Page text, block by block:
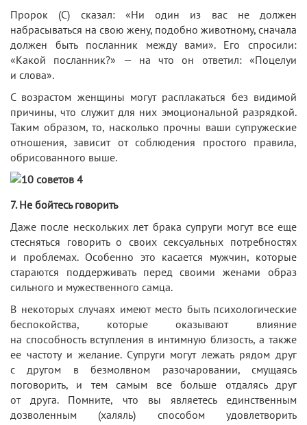
Пророк (С) сказал: «Ни один из вас не должен
набрасываться на свою жену, подобно животному, сначала
должен быть посланник между вами». Его спросили:
«Какой посланник?» — на что он ответил: «Поцелуи
и слова».
С возрастом женщины могут расплакаться без видимой
причины, что служит для них эмоциональной разрядкой.
Таким образом, то, насколько прочны ваши супружеские
отношения, зависит от соблюдения простого правила,
обрисованного выше.
7. Не бойтесь говорить
Даже после нескольких лет брака супруги могут все еще
стесняться говорить о своих сексуальных потребностях
и проблемах. Особенно это касается мужчин, которые
стараются поддерживать перед своими женами образ
сильного и мужественного самца.
В некоторых случаях имеют место быть психологические
беспокойства, которые оказывают влияние
на способность вступления в интимную близость, а также
ее частоту и желание. Супруги могут лежать рядом друг
с другом в безмолвном разочаровании, смущаясь
поговорить, и тем самым все больше отдалясь друг
от друга. Помните, что вы являетесь единственным
дозволенным (халяль) способом удовлетворить